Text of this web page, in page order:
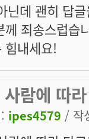
닌데 괜히 답
께 죄송스럽습
힘내세요!
사람에 따
ipes4579 / 작